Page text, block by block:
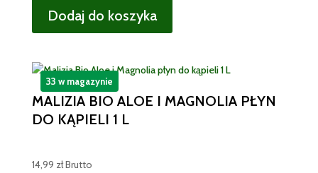
Dodaj do koszyka
MALIZIA BIO ALOE I MAGNOLIA PŁYN
DO KĄPIELI 1 L
14,99 złBrutto
33 w magazynie